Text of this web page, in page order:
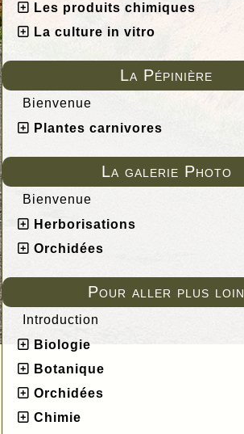
Les produits chimiques
La culture in vitro
La Pépinière
Bienvenue
Plantes carnivores
La galerie Photo
Bienvenue
Herborisations
Orchidées
Pour aller plus loin
Introduction
Biologie
Botanique
Orchidées
Chimie